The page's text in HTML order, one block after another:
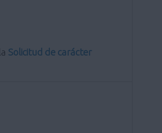
Solicitud de carácter